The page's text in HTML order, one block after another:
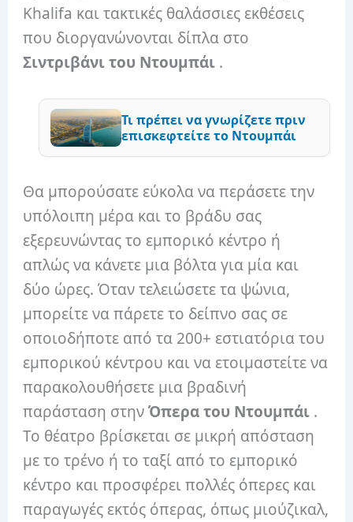
Khalifa και τακτικές θαλάσσιες εκθέσεις
που διοργανώνονται δίπλα στο
Σιντριβάνι του Ντουμπάι .
Τι πρέπει να γνωρίζετε πριν
επισκεφτείτε το Ντουμπάι
Θα μπορούσατε εύκολα να περάσετε την
υπόλοιπη μέρα και το βράδυ σας
εξερευνώντας το εμπορικό κέντρο ή
απλώς να κάνετε μια βόλτα για μία και
δύο ώρες. Όταν τελειώσετε τα ψώνια,
μπορείτε να πάρετε το δείπνο σας σε
οποιοδήποτε από τα 200+ εστιατόρια του
εμπορικού κέντρου και να ετοιμαστείτε να
παρακολουθήσετε μια βραδινή
παράσταση στηνΌπερατου Ντουμπάι .
Το θέατρο βρίσκεται σε μικρή απόσταση
με το τρένο ή το ταξί από το εμπορικό
κέντρο και προσφέρει πολλές όπερες και
παραγωγές εκτός όπερας, όπως μιούζικαλ,